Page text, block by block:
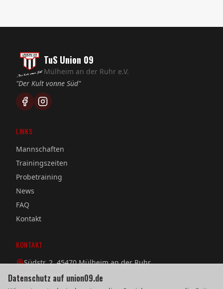
TuS Union 09
Mülheim an der Ruhr e.V.
"Der Kult vonne Süd"
LINKS
Mannschaften
Trainingszeiten
Probetraining
News
FAQ
Kontakt
KONTAKT
Südstr. 2, 45470 Mülheim an der Ruhr
0208 / 38 08 58
Datenschutz auf union09.de